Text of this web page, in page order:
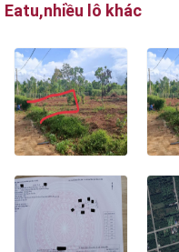
Eatu,nhiều lô khác